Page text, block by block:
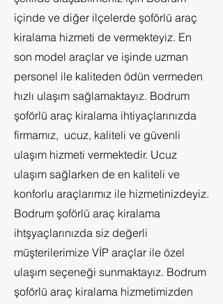
içinde ve diğer ilçelerde şoförlü araç
kiralama hizmeti de vermekteyiz. En
son model araçlar ve işinde uzman
personel ile kaliteden ödün vermeden
hızlı ulaşım sağlamaktayız. Bodrum
şoförlü araç kiralama ihtiyaçlarınızda
firmamız, ucuz, kaliteli ve güvenli
ulaşım hizmeti vermektedir. Ucuz
ulaşım sağlarken de en kaliteli ve
konforlu araçlarımız ile hizmetinizdeyiz.
Bodrum şoförlü araç kiralama
ihtşyaçlarınızda siz değerli
müşterilerimize VİP araçlar ile özel
ulaşım seçeneği sunmaktayız. Bodrum
şoförlü araç kiralama hizmetimizden